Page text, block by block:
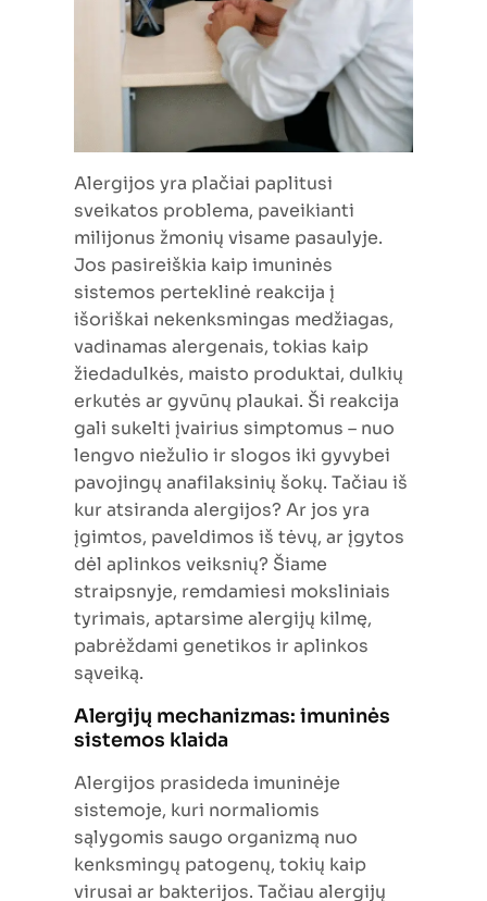
Alergijos yra plačiai paplitusi
sveikatos problema, paveikianti
milijonus žmonių visame pasaulyje.
Jos pasireiškia kaip imuninės
sistemos perteklinė reakcija į
išoriškai nekenksmingas medžiagas,
vadinamas alergenais, tokias kaip
žiedadulkės, maisto produktai, dulkių
erkutės ar gyvūnų plaukai. Ši reakcija
gali sukelti įvairius simptomus – nuo
lengvo niežulio ir slogos iki gyvybei
pavojingų anafilaksinių šokų. Tačiau iš
kur atsiranda alergijos? Ar jos yra
įgimtos, paveldimos iš tėvų, ar įgytos
dėl aplinkos veiksnių? Šiame
straipsnyje, remdamiesi moksliniais
tyrimais, aptarsime alergijų kilmę,
pabrėždami genetikos ir aplinkos
sąveiką.
Alergijų mechanizmas: imuninės
sistemos klaida
Alergijos prasideda imuninėje
sistemoje, kuri normaliomis
sąlygomis saugo organizmą nuo
kenksmingų patogenų, tokių kaip
virusai ar bakterijos. Tačiau alergijų